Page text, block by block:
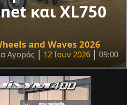
και XL750
and Waves 2026
Αγοράς 12 Ιουν 2026 09:00